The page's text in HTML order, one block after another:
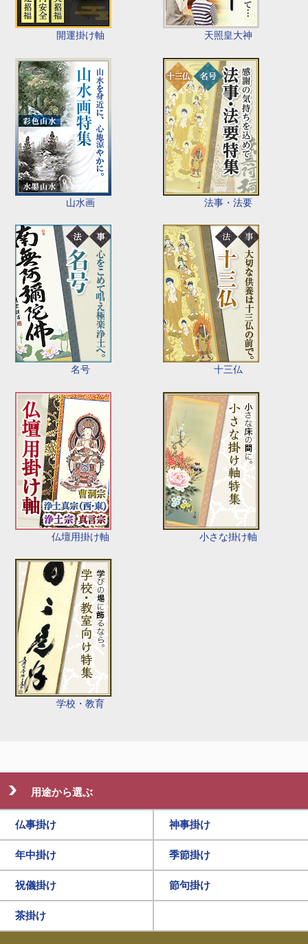
開運掛け軸 天照皇大神
山水画 法事・法要
名号 十三仏
仏壇用掛け軸 小さな掛け軸
学校・教育
用途から選ぶ
仏事掛け 神事掛け
年中掛け 季節掛け
祝儀掛け 節句掛け
茶掛け